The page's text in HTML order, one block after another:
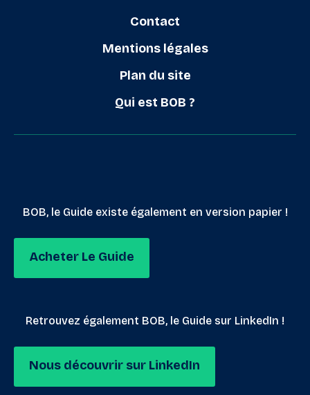
Contact
Mentions légales
Plan du site
Qui est BOB ?
BOB, le Guide existe également en version papier !
Acheter Le Guide
Retrouvez également BOB, le Guide sur LinkedIn !
Nous découvrir sur LinkedIn